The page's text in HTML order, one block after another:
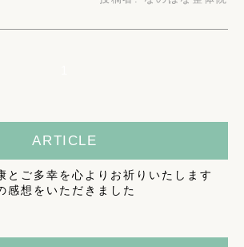
ARTICLE
とご多幸を心よりお祈りいたします
感想をいただきました